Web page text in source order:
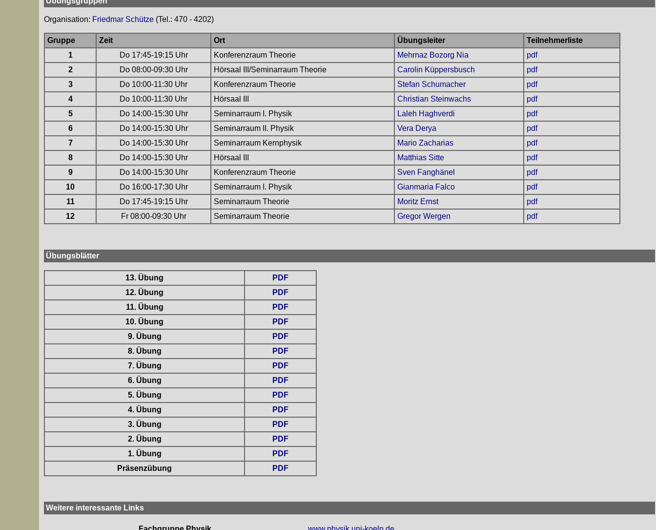
Organisation: Friedmar Schütze (Tel.: 470 - 4202)
Gruppe Zeit Ort Übungsleiter
Teilnehmerliste
1
Do 17:45-19:15 Uhr Konferenzraum Theorie Mehrnaz Bozorg Nia
pdf
2
Do 08:00-09:30 Uhr Hörsaal III/Seminarraum Theorie Carolin Küppersbusch
pdf
3
Do 10:00-11:30 Uhr Konferenzraum Theorie Stefan Schumacher
pdf
4
Do 10:00-11:30 Uhr Hörsaal III Christian Steinwachs
pdf
5
Do 14:00-15:30 Uhr Seminarraum I. Physik Laleh Haghverdi
pdf
6
Do 14:00-15:30 Uhr Seminarraum II. Physik Vera Derya
pdf
7
Do 14:00-15:30 Uhr Seminarraum Kernphysik Mario Zacharias
pdf
8
Do 14:00-15:30 Uhr Hörsaal III Matthias Sitte
pdf
9
Do 14:00-15:30 Uhr Konferenzraum Theorie Sven Fanghänel
pdf
10
Do 16:00-17:30 Uhr Seminarraum I. Physik Gianmaria Falco
pdf
11
Do 17:45-19:15 Uhr Seminarraum Theorie Moritz Ernst
pdf
12
Fr 08:00-09:30 Uhr Seminarraum Theorie Gregor Wergen pdf
Übungsblätter
13. Übung
PDF
12. Übung
PDF
11. Übung
PDF
10. Übung
PDF
9. Übung
PDF
8. Übung
PDF
7. Übung
PDF
6. Übung
PDF
5. Übung
PDF
4. Übung
PDF
3. Übung
PDF
2. Übung
PDF
1. Übung
PDF
Präsenzübung
PDF
Weitere interessante Links